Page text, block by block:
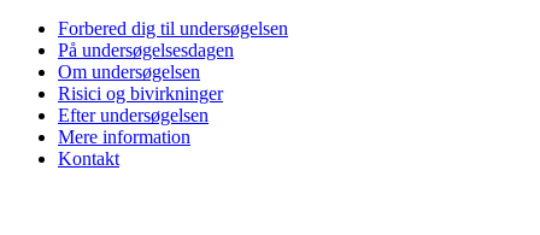
Forbered dig til undersøgelsen
På undersøgelsesdagen
Om undersøgelsen
Risici og bivirkninger
Efter undersøgelsen
Mere information
Kontakt